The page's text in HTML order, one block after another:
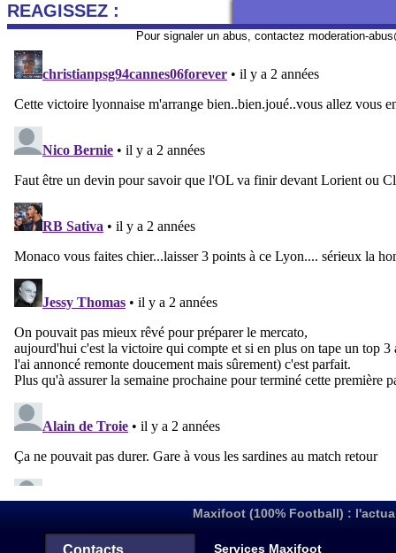
REAGISSEZ :
Pour signaler un abus, contactez moderation-
Maxifoot (100% Football) :
Contacts Services Maxifoot